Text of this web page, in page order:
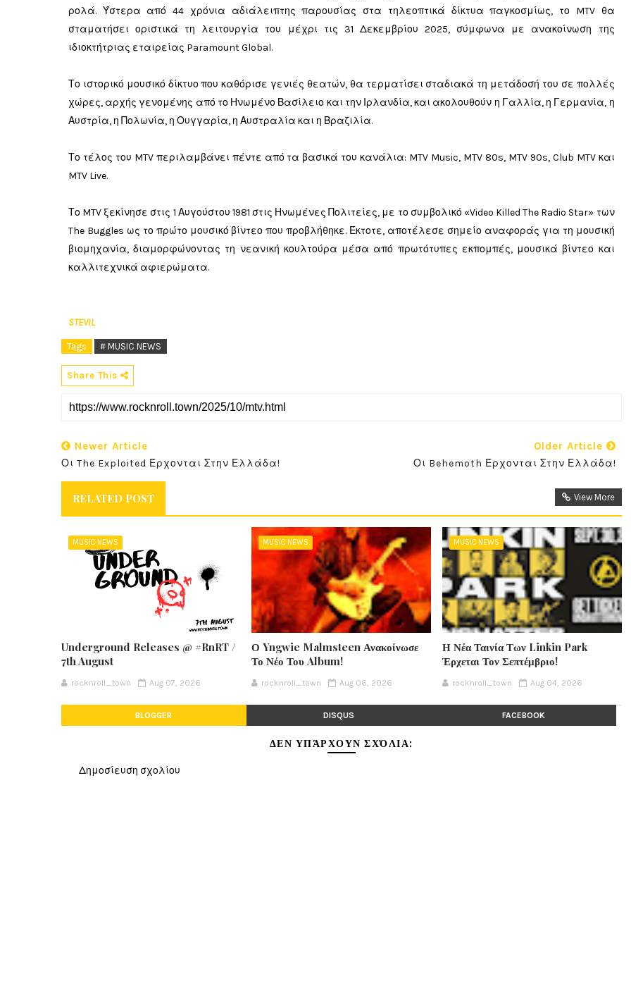
ρολά. Ύστερα από 44 χρόνια αδιάλειπτης παρουσίας στα τηλεοπτικά δίκτυα παγκοσμίως, το MTV θα
σταματήσει οριστικά τη λειτουργία του μέχρι τις 31 Δεκεμβρίου 2025, σύμφωνα με ανακοίνωση της
ιδιοκτήτριας εταιρείας Paramount Global.
Το ιστορικό μουσικό δίκτυο που καθόρισε γενιές θεατών, θα τερματίσει σταδιακά τη μετάδοσή του σε πολλές
χώρες, αρχής γενομένης από το Ηνωμένο Βασίλειο και την Ιρλανδία, και ακολουθούν η Γαλλία, η Γερμανία, η
Αυστρία, η Πολωνία, η Ουγγαρία, η Αυστραλία και η Βραζιλία.
Το τέλος του MTV περιλαμβάνει πέντε από τα βασικά του κανάλια: MTV Music, MTV 80s, MTV 90s, Club MTV και
MTV Live.
Το MTV ξεκίνησε στις 1 Αυγούστου 1981 στις Ηνωμένες Πολιτείες, με το συμβολικό «Video Killed The Radio Star» των
The Buggles ως το πρώτο μουσικό βίντεο που προβλήθηκε. Έκτοτε, αποτέλεσε σημείο αναφοράς για τη μουσική
βιομηχανία, διαμορφώνοντας τη νεανική κουλτούρα μέσα από πρωτότυπες εκπομπές, μουσικά βίντεο και
καλλιτεχνικά αφιερώματα.
STEVIL
Tags # MUSIC NEWS
Share This
Newer Article
Οι The Exploited Έρχονται Στην Ελλάδα!
Older Article
Οι Behemoth Έρχονται Στην Ελλάδα!
RELATED POST View More
MUSIC NEWS
Underground Releases @ #RnRT /
7th August
rocknroll_town Aug 07, 2026
MUSIC NEWS
Ο Yngwie Malmsteen Ανακοίνωσε
Το Νέο Του Album!
rocknroll_town Aug 06, 2026
MUSIC NEWS
Η Νέα Ταινία Των Linkin Park
Έρχεται Τον Σεπτέμβριο!
rocknroll_town Aug 04, 2026
BLOGGER DISQUS FACEBOOK
ΔΕΝ ΥΠΆΡΧΟΥΝ ΣΧΌΛΙΑ:
Δημοσίευση σχολίου